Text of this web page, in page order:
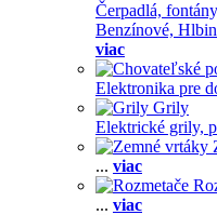
Čerpadlá,
Benzínové,
viac
Elektronika pre
Grily
Elektrické grily,
... viac
... viac